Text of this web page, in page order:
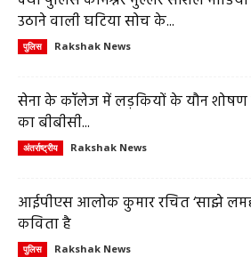
उठाने वाली घटिया सोच के...
पुलिस Rakshak News
सेना के कॉलेज में लड़कियों के यौन
का बीबीसी...
अंतर्राष्ट्रीय Rakshak News
आईपीएस आलोक कुमार रचित ‘साझे
कविता है
पुलिस Rakshak News